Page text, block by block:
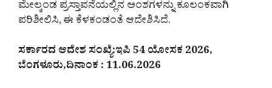
ಮೇಲ್ಕಂಡ ಪ್ರಸ್ತಾವನೆಯಲ್ಲಿನ ಅಂಶಗಳನ್ನು ಕೂಲಂಕವಾಗಿ
ಪರಿಶೀಲಿಸಿ, ಈ ಕೆಳಕಂಡಂತೆ ಆದೇಶಿಸಿದೆ.
ಸರ್ಕಾರದ ಆದೇಶ ಸಂಖ್ಯೆ:ಇಪಿ 54 ಯೋಸಕ 2026,
ಬೆಂಗಳೂರು,ದಿನಾಂಕ : 11.06.2026